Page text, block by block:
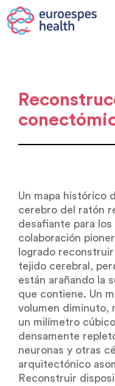
Un mapa histórico
cerebro del ratón
desafiante para
colaboración
logrado
tejido cerebral,
están arañando la
que contiene. Un
volumen diminuto,
un milímetro
densamente
neuronas y otras
arquitectónico
Reconstruir